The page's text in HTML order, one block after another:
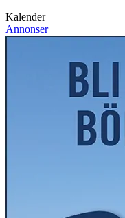
Kalender
Annonser